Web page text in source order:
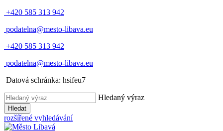
+420 585 313 942
podatelna@mesto-libava.eu
+420 585 313 942
podatelna@mesto-libava.eu
Datová schránka: hsifeu7
Hledaný výraz
Hledat
rozšířené vyhledávání